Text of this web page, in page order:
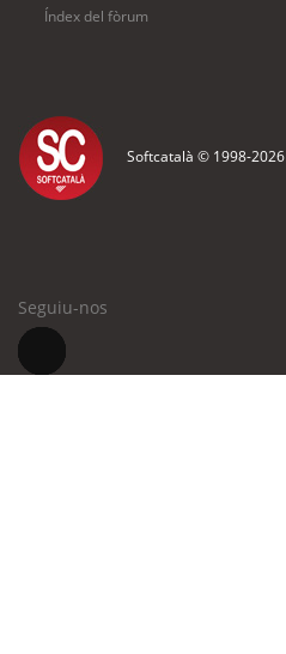
Índex del fòrum
Softcatalà © 1998-2026
Seguiu-nos